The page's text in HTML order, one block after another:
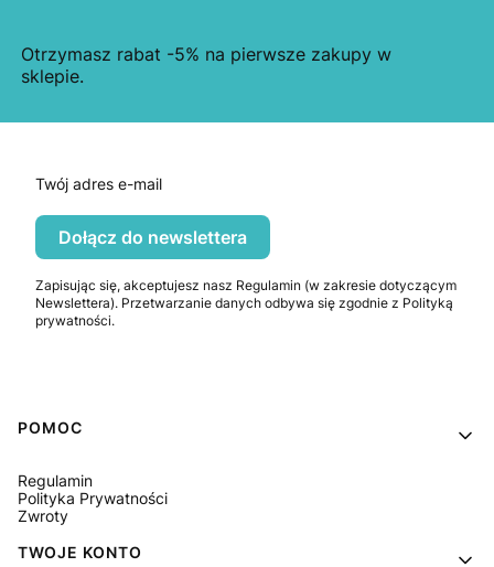
Otrzymasz rabat -5% na pierwsze zakupy w
sklepie.
Twój adres e-mail
Dołącz do newslettera
Zapisując się, akceptujesz nasz Regulamin (w zakresie dotyczącym
Newslettera). Przetwarzanie danych odbywa się zgodnie z Polityką
prywatności.
Linki w stopce
POMOC
Regulamin
Polityka Prywatności
Zwroty
TWOJE KONTO